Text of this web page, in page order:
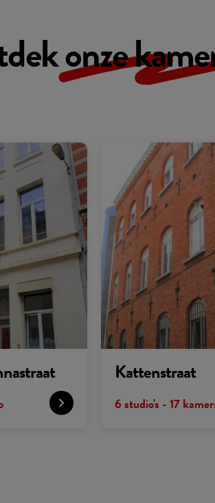
onze
Kattenstraat
6 studio's - 17